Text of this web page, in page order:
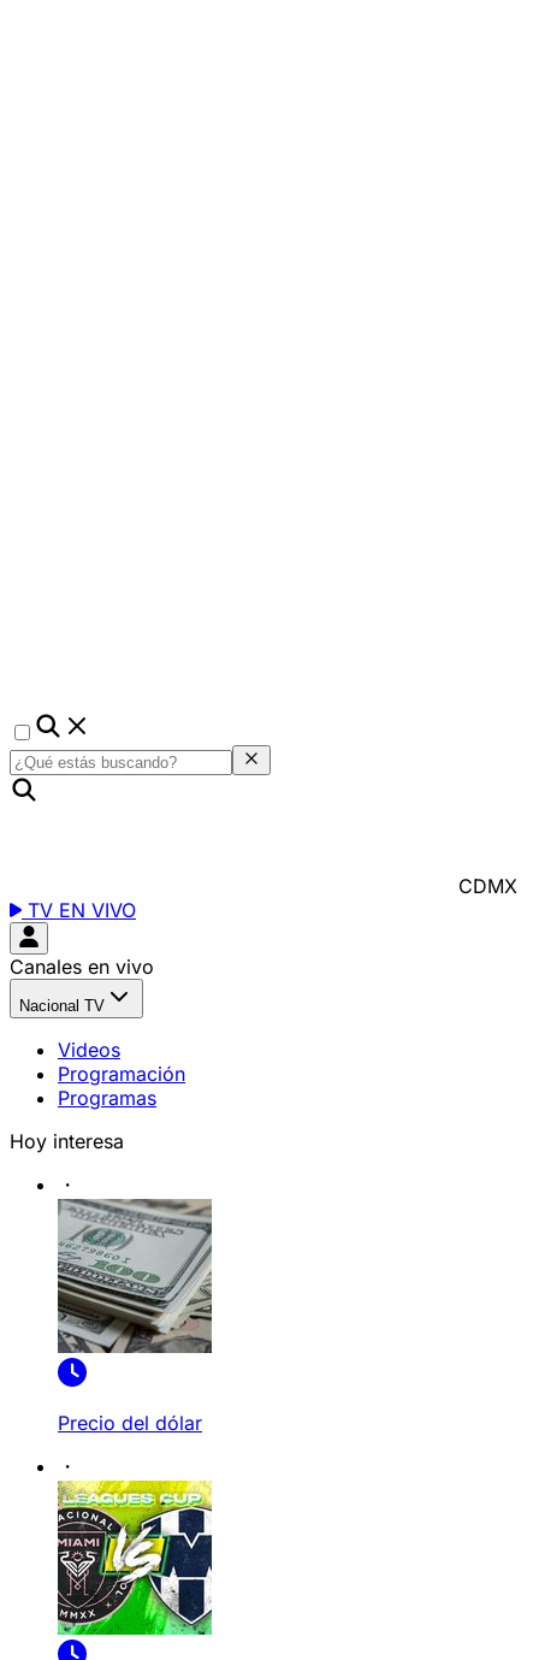
CDMX
TV EN VIVO
Canales en vivo
Nacional TV
Videos
Programación
Programas
Hoy interesa
Precio del dólar